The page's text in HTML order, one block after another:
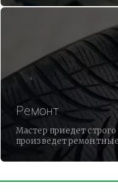
Ремонт
Мастер приедет
произведет